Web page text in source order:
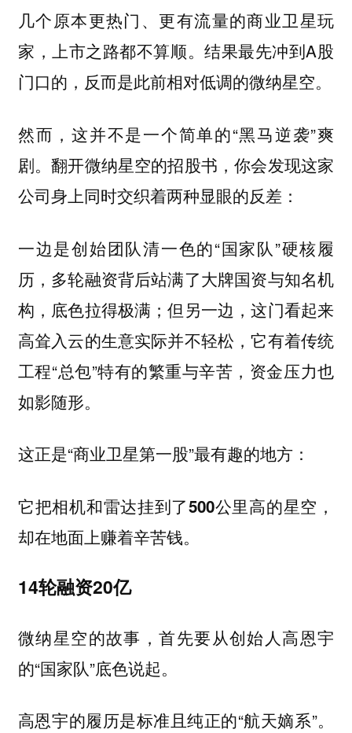
几个原本更热门、更有流量的商业卫星玩
家，上市之路都不算顺。结果最先冲到A股
门口的，反而是此前相对低调的微纳星空。
然而，这并不是一个简单的“黑马逆袭”爽
剧。翻开微纳星空的招股书，你会发现这家
公司身上同时交织着两种显眼的反差：
一边是创始团队清一色的“国家队”硬核履
历，多轮融资背后站满了大牌国资与知名机
构，底色拉得极满；但另一边，这门看起来
高耸入云的生意实际并不轻松，它有着传统
工程“总包”特有的繁重与辛苦，资金压力也
如影随形。
这正是“商业卫星第一股”最有趣的地方：
它把相机和雷达挂到了500公里高的星空，
却在地面上赚着辛苦钱。
14轮融资20亿
微纳星空的故事，首先要从创始人高恩宇
的“国家队”底色说起。
高恩宇的履历是标准且纯正的“航天嫡系”。